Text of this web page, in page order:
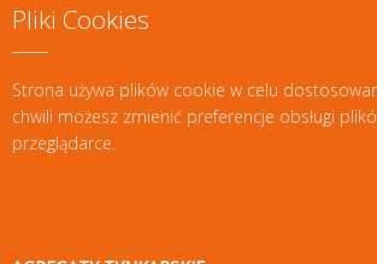
Pliki Cookies
Strona używa plików cookie w celu
chwili możesz zmienić preferencje obsługi
przeglądarce.